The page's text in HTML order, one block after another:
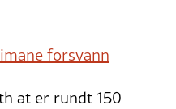
forsvann
at er rundt 150